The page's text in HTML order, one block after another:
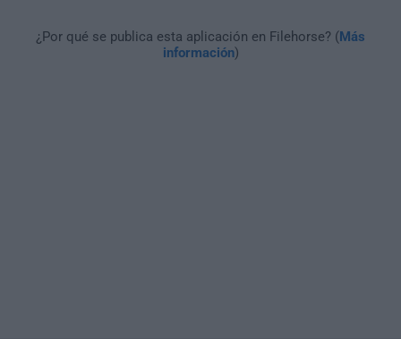
¿Por qué se publica esta aplicación en Filehorse? (Más
información)